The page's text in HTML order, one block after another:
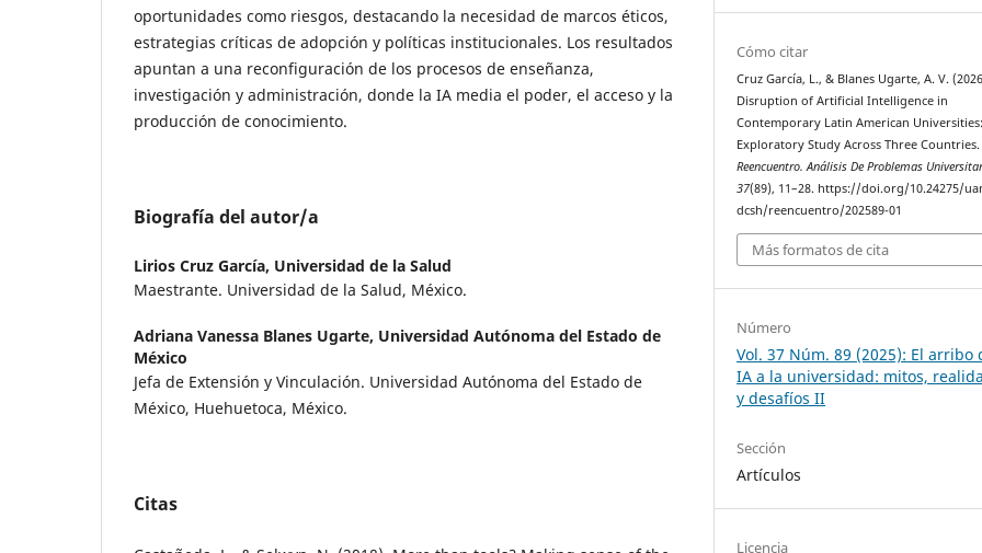
oportunidades como riesgos, destacando la necesidad de marcos éticos,
estrategias críticas de adopción y políticas institucionales. Los resultados
apuntan a una reconfiguración de los procesos de enseñanza,
investigación y administración, donde la IA media el poder, el acceso y la
producción de conocimiento.
Biografía del autor/a
Lirios Cruz García, Universidad de la Salud
Maestrante. Universidad de la Salud, México.
Adriana Vanessa Blanes Ugarte, Universidad Autónoma del Estado de
México
Jefa de Extensión y Vinculación. Universidad Autónoma del Estado de
México, Huehuetoca, México.
Citas
Cómo citar
Cruz García, L., & Blanes Ugarte, A. V.
Disruption of Artificial Intelligence in
Contemporary Latin American
Exploratory Study Across Three Countries.
Reencuentro. Análisis De Problemas
37(89), 11–28. https://doi.org/10.24275/
dcsh/reencuentro/202589-01
Más formatos de cita
Número
Vol. 37 Núm. 89 (2025): El arribo
IA a la universidad: mitos,
y desafíos II
Sección
Artículos
Licencia